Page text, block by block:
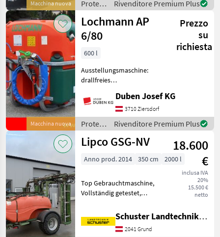
Macchina nuova
Überzeilengestänge ohne
Gebläs
Protezione
piante /
Lochmann
Rivenditore Premium Plus
Macchina nuova
Lochmann AP
6/80
Prezzo
su
richiesta
600 l
Ausstellungsmaschine:
drallfreies
mm (mit bis zu 60.000 m³/h
Luftleistung!),
Gebläseumschaltgetriebe
mit 2 Geschwindigkeiten
und Leerlauf,
Duben Josef KG
3710 Ziersdorf
Protezione
piante /
Lochmann
Rivenditore Premium Plus
Lipco GSG-NV
18.600
€
inclusa IVA
20%
15.500 €
netto
Anno prod. 2014 350 cm 2000 l
Top Gebrauchtmaschine,
Vollständig getestet,
"Pickerl" Gutachten
Ausstattung der Spritze mit
Eigenölversorgung,
Schuster Landtechnik Grund
2041 Grund